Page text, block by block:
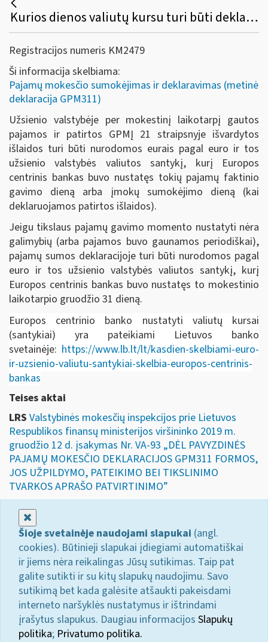
Kurios dienos valiutų kursu turi būti deklaruojamos pajamos bei nuo jų sumokėtas pajamų mokestis?
Registracijos numeris KM2479
Ši informacija skelbiama:
Pajamų mokesčio sumokėjimas ir deklaravimas (metinė
deklaracija GPM311)
Užsienio valstybėje per mokestinį laikotarpį gautos
pajamos ir patirtos GPMĮ 21 straipsnyje išvardytos
išlaidos turi būti nurodomos eurais pagal euro ir tos
užsienio valstybės valiutos santykį, kurį Europos
centrinis bankas buvo nustatęs tokių pajamų faktinio
gavimo dieną arba įmokų sumokėjimo dieną (kai
deklaruojamos patirtos išlaidos).
Jeigu tikslaus pajamų gavimo momento nustatyti nėra
galimybių (arba pajamos buvo gaunamos periodiškai),
pajamų sumos deklaracijoje turi būti nurodomos pagal
euro ir tos užsienio valstybės valiutos santykį, kurį
Europos centrinis bankas buvo nustatęs to mokestinio
laikotarpio gruodžio 31 dieną.
Europos centrinio banko nustatyti valiutų kursai
(santykiai) yra pateikiami Lietuvos banko
svetainėje: https://www.lb.lt/lt/kasdien-skelbiami-euro-
ir-uzsienio-valiutu-santykiai-skelbia-europos-centrinis-
bankas
Teises aktai
LRS Valstybinės mokesčių inspekcijos prie Lietuvos
Respublikos finansų ministerijos viršininko 2019 m.
gruodžio 12 d. įsakymas Nr. VA-93 „DĖL PAVYZDINĖS
PAJAMŲ MOKESČIO DEKLARACIJOS GPM311 FORMOS,
JOS UŽPILDYMO, PATEIKIMO BEI TIKSLINIMO
TVARKOS APRAŠO PATVIRTINIMO”
Šioje svetainėje naudojami slapukai (angl.
cookies). Būtinieji slapukai įdiegiami automatiškai
ir jiems nėra reikalingas Jūsų sutikimas. Taip pat
galite sutikti ir su kitų slapukų naudojimu. Savo
sutikimą bet kada galėsite atšaukti pakeisdami
interneto naršyklės nustatymus ir ištrindami
įrašytus slapukus. Daugiau informacijos Slapukų
politika; Privatumo politika.